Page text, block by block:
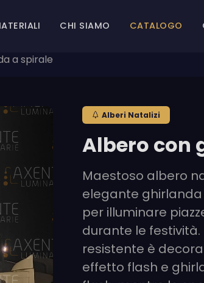
CHI SIAMO CATALOGO
a spirale
Alberi Natalizi
Albero con
Maestoso albero
elegante ghirlanda
per illuminare
durante le
resistente è
effetto flash e